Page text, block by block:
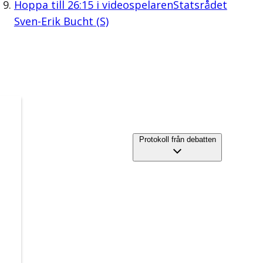
Hoppa till 26:15i videospelarenStatsrådet
Sven-Erik Bucht (S)
Protokoll från debatten